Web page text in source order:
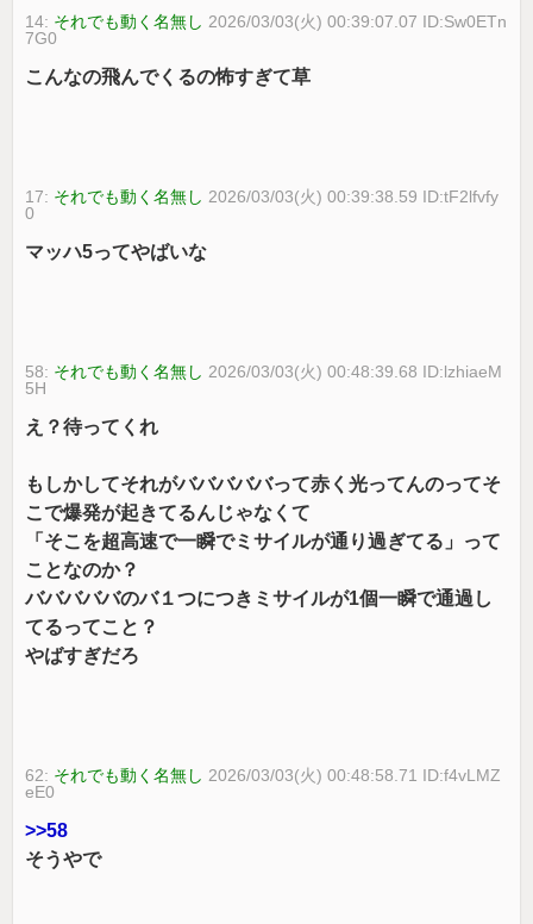
14: それでも動く名無し 2026/03/03(火) 00:39:07.07 ID:Sw0ETn
7G0
こんなの飛んでくるの怖すぎて草
17: それでも動く名無し 2026/03/03(火) 00:39:38.59 ID:tF2lfvfy
0
マッハ5ってやばいな
58: それでも動く名無し 2026/03/03(火) 00:48:39.68 ID:lzhiaeM
5H
え？待ってくれ
もしかしてそれがバババババって赤く光ってんのってそ
こで爆発が起きてるんじゃなくて
「そこを超高速で一瞬でミサイルが通り過ぎてる」って
ことなのか？
バババババのバ１つにつきミサイルが1個一瞬で通過し
てるってこと？
やばすぎだろ
62: それでも動く名無し 2026/03/03(火) 00:48:58.71 ID:f4vLMZ
eE0
>>58
そうやで